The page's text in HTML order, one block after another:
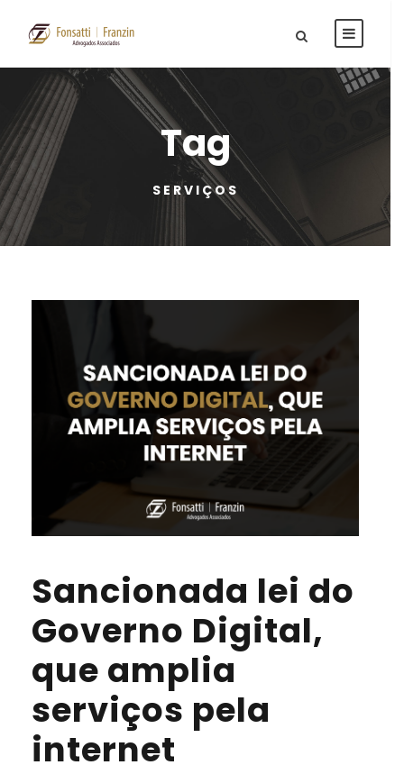
Tag
SERVIÇOS
Sancionada lei do
Governo Digital,
que amplia
serviços pela
internet